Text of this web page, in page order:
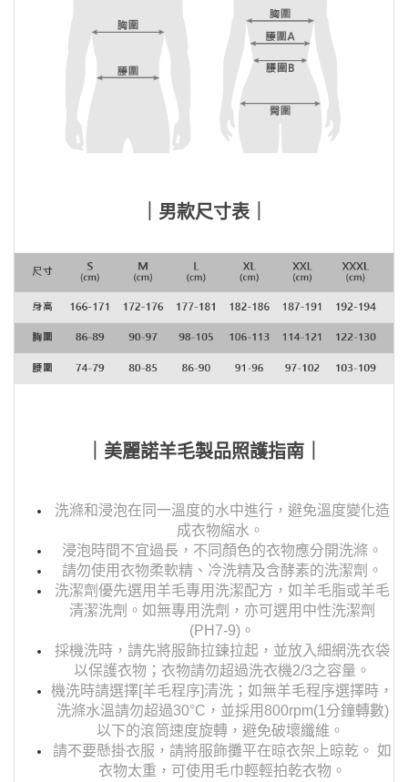
｜男款尺寸表｜
｜美麗諾羊毛製品照護指南｜
洗滌和浸泡在同一溫度的水中進行，避免溫度變化造
成衣物縮水。
浸泡時間不宜過長，不同顏色的衣物應分開洗滌。
請勿使用衣物柔軟精、冷洗精及含酵素的洗潔劑。
洗潔劑優先選用羊毛專用洗潔配方，如羊毛脂或羊毛
清潔洗劑。如無專用洗劑，亦可選用中性洗潔劑
(PH7-9)。
採機洗時，請先將服飾拉鍊拉起，並放入細網洗衣袋
以保護衣物；衣物請勿超過洗衣機2/3之容量。
機洗時請選擇[羊毛程序]清洗；如無羊毛程序選擇時，
洗滌水溫請勿超過30°C，並採用800rpm(1分鐘轉數)
以下的滾筒速度旋轉，避免破壞纖維。
請不要懸掛衣服，請將服飾攤平在晾衣架上晾乾。 如
衣物太重，可使用毛巾輕輕拍乾衣物。